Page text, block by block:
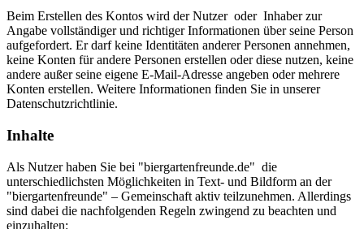
Beim Erstellen des Kontos wird der Nutzer oder Inhaber zur
Angabe vollständiger und richtiger Informationen über seine Person
aufgefordert. Er darf keine Identitäten anderer Personen annehmen,
keine Konten für andere Personen erstellen oder diese nutzen, keine
andere außer seine eigene E-Mail-Adresse angeben oder mehrere
Konten erstellen. Weitere Informationen finden Sie in unserer
Datenschutzrichtlinie.
Inhalte
Als Nutzer haben Sie bei "biergartenfreunde.de" die
unterschiedlichsten Möglichkeiten in Text- und Bildform an der
"biergartenfreunde" – Gemeinschaft aktiv teilzunehmen. Allerdings
sind dabei die nachfolgenden Regeln zwingend zu beachten und
einzuhalten: